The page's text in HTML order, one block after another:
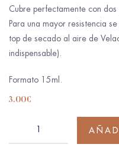
Cubre perfectamente con dos
Para una mayor resistencia
top de secado al aire de
indispensable).
Formato 15ml.
3.00€